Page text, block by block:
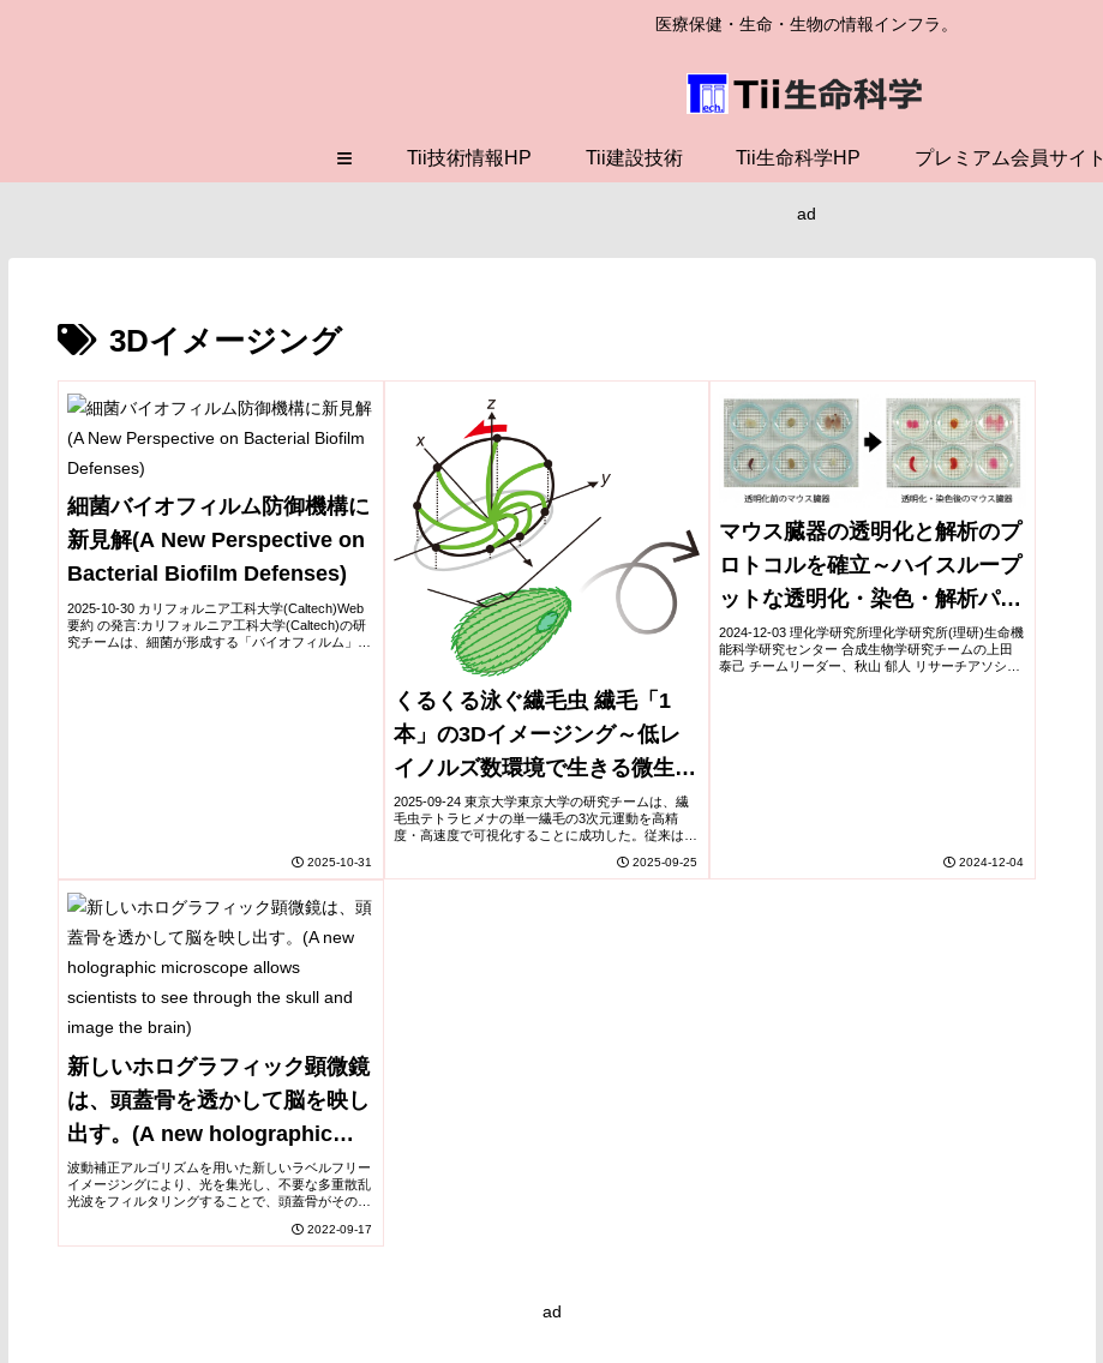
医療保健・生命・生物の情報インフラ。
≡ Tii技術情報HP Tii建設技術 Tii生命科学HP プレミアム会員サイト
ad
3Dイメージング
細菌バイオフィルム防御機構に
新見解(A New Perspective on
Bacterial Biofilm Defenses)
2025-10-30 カリフォルニア工科大学(Caltech)Web
要約 の発言:カリフォルニア工科大学(Caltech)の研
究チームは、細菌が形成する「バイオフィルム」に
2025-10-31
くるくる泳ぐ繊毛虫 繊毛「1
本」の3Dイメージング～低レ
イノルズ数環境で生きる微生物
の泳ぎ方の理解に向けて～
2025-09-24 東京大学東京大学の研究チームは、繊
毛虫テトラヒメナの単一繊毛の3次元運動を高精
度・高速度で可視化することに成功した。従来は電
運動軌跡は不明だった。今回、マイクロマニュピレ
2025-09-25
マウス臓器の透明化と解析のプ
ロトコルを確立～ハイスループ
ットな透明化・染色・解析パイ
プライン～
2024-12-03 理化学研究所理化学研究所(理研)生命機
能科学研究センター 合成生物学研究チームの上田
泰己 チームリーダー、秋山 郁人 リサーチアソシエ
2024-12-04
新しいホログラフィック顕微鏡
は、頭蓋骨を透かして脳を映し
出す。(A new holographic
microscope allows scientists
to see through the skull and
波動補正アルゴリズムを用いた新しいラベルフリー
イメージングにより、光を集光し、不要な多重散乱
光波をフィルタリングすることで、頭蓋骨がそのま
ことが可能になった。The new label-free...2022-09-17
ad